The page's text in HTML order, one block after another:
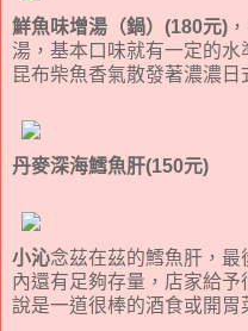
鮮魚味增湯（鍋）(180元)
湯，基本口味就有一定的水
昆布柴魚香氣散發著濃濃日
丹麥深海鱈魚肝(150元)
小沁念茲在茲的鱈魚肝，
內還有足夠存量，店家給
說是一道很棒的酒食或開胃